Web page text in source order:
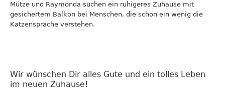
Mütze und Raymonda suchen ein ruhigeres Zuhause mit
gesichertem Balkon bei Menschen, die schon ein wenig die
Katzensprache verstehen.
Wir wünschen Dir alles Gute und ein tolles Leben
im neuen Zuhause!